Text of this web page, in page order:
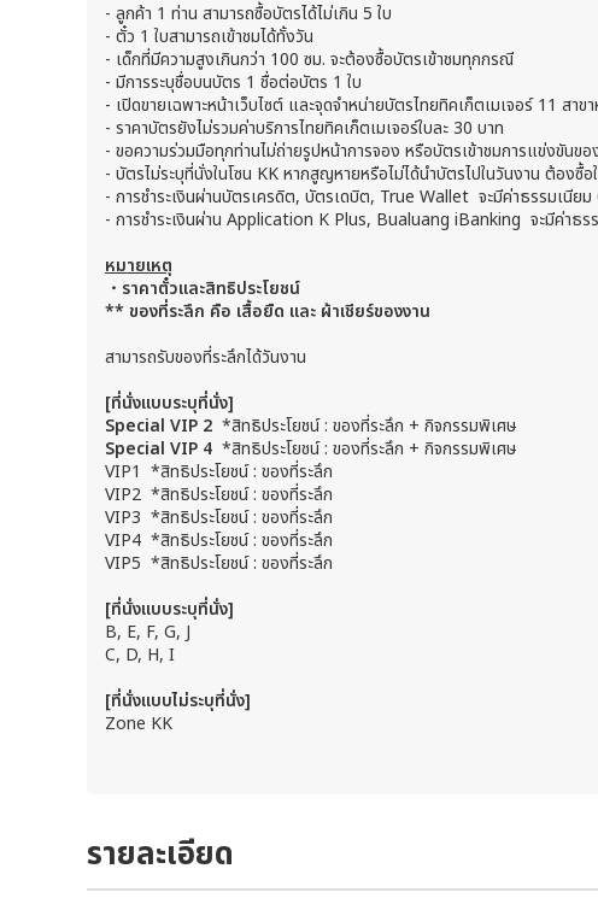
- ลูกค้า 1 ท่าน สามารถซื้อบัตรได้ไม่เกิน 5 ใบ
- ตั๋ว 1 ใบสามารถเข้าชมได้ทั้งวัน
- เด็กที่มีความสูงเกินกว่า 100 ซม. จะต้องซื้อบัตรเข้าชมทุกกรณี
- มีการระบุชื่อบนบัตร 1 ชื่อต่อบัตร 1 ใบ
- เปิดขายเฉพาะหน้าเว็บไซต์ และจุดจำหน่ายบัตรไทยทิคเก็ตเมเจอร์ 11 สาข
- ราคาบัตรยังไม่รวมค่าบริการไทยทิคเก็ตเมเจอร์ใบละ 30 บาท
- ขอความร่วมมือทุกท่านไม่ถ่ายรูปหน้าการจอง หรือบัตรเข้าชมการแข่งขันข
- บัตรไม่ระบุที่นั่งในโซน KK หากสูญหายหรือไม่ได้นำบัตรไปในวันงาน ต้องซื้
- การชำระเงินผ่านบัตรเครดิต, บัตรเดบิต, True Wallet จะมีค่าธรรมเนีย
- การชำระเงินผ่าน Application K Plus, Bualuang iBanking จะมีค่าธ
หมายเหตุ
・ราคาตั๋วและสิทธิประโยชน์
** ของที่ระลึก คือ เสื้อยืด และ ผ้าเชียร์ของงาน
สามารถรับของที่ระลึกได้วันงาน
[ที่นั่งแบบระบุที่นั่ง]
Special VIP 2 *สิทธิประโยชน์ : ของที่ระลึก + กิจกรรมพิเศษ
Special VIP 4 *สิทธิประโยชน์ : ของที่ระลึก + กิจกรรมพิเศษ
VIP1 *สิทธิประโยชน์ : ของที่ระลึก
VIP2 *สิทธิประโยชน์ : ของที่ระลึก
VIP3 *สิทธิประโยชน์ : ของที่ระลึก
VIP4 *สิทธิประโยชน์ : ของที่ระลึก
VIP5 *สิทธิประโยชน์ : ของที่ระลึก
[ที่นั่งแบบระบุที่นั่ง]
B, E, F, G, J
C, D, H, I
[ที่นั่งแบบไม่ระบุที่นั่ง]
Zone KK
รายละเอียด